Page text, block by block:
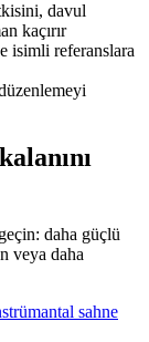
davul
kaçırır
isimli referanslara
daha güçlü
veya daha
sahne